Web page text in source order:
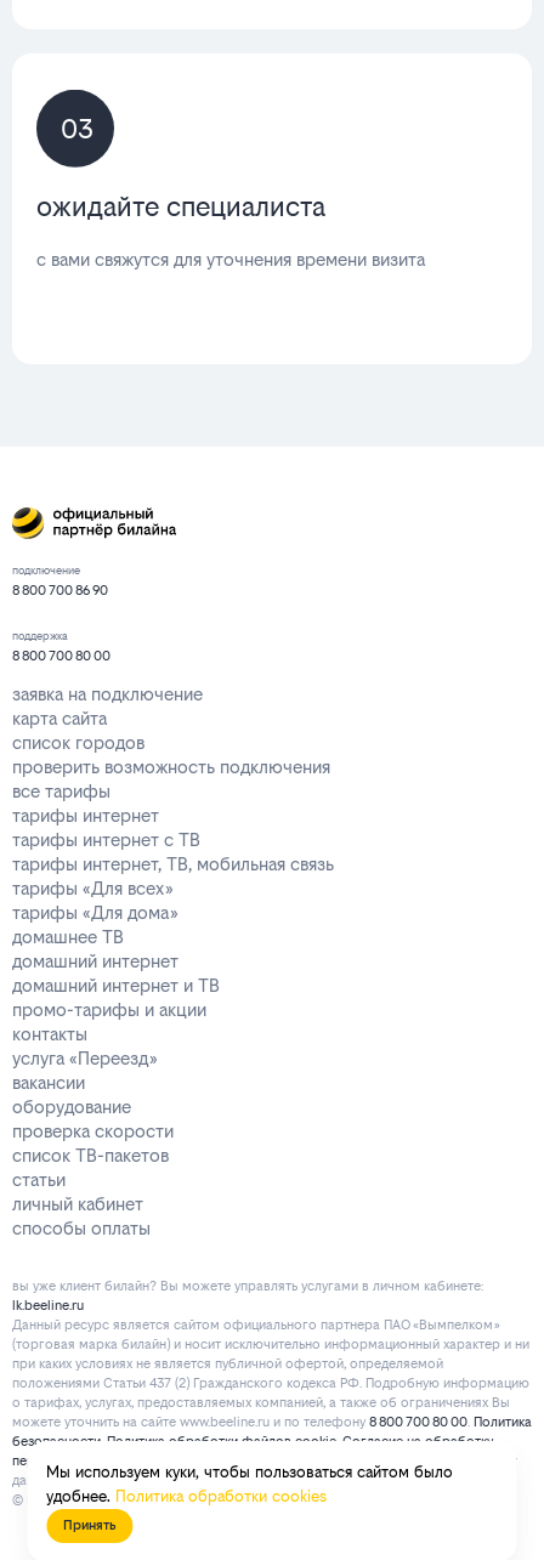
03
ожидайте специалиста
с вами свяжутся для уточнения времени визита
подключение
8 800 700 86 90
поддержка
8 800 700 80 00
заявка на подключение
карта сайта
список городов
проверить возможность подключения
все тарифы
тарифы интернет
тарифы интернет с ТВ
тарифы интернет, ТВ, мобильная связь
тарифы «Для всех»
тарифы «Для дома»
домашнее ТВ
домашний интернет
домашний интернет и ТВ
промо-тарифы и акции
контакты
услуга «Переезд»
вакансии
оборудование
проверка скорости
список ТВ-пакетов
статьи
личный кабинет
способы оплаты
вы уже клиент билайн? Вы можете управлять услугами в личнoм кaбинeтe:
lk.beeline.ru
Данный ресурс является сайтом официального партнера ПАО «Вымпелком»
(торговая марка билайн) и носит исключительно информационный характер и ни
при каких условиях не является публичной офертой, определяемой
положениями Статьи 437 (2) Гражданского кодекса РФ. Подробную информацию
о тарифах, услугах, предоставляемых компанией, а также об ограничениях Вы
можете уточнить на сайте www.beeline.ru и по телефону 8 800 700 80 00. Политика
безопасности Политика обработки файлов cookie Согласие на обработку
персональных данных
. Отписаться от получения информационных рассылок от
данного ресурса можно настранице.
© mirbeeline.ru - официальный партнер билайн. 2026 г.
Мы используем куки, чтобы пользоваться сайтом было
удобнее. Политика обработки cookies
Принять